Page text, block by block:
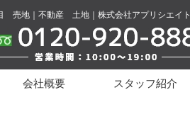
売地｜不動産 土地｜株式会社アプリシエイト
会社概要 スタッフ紹介